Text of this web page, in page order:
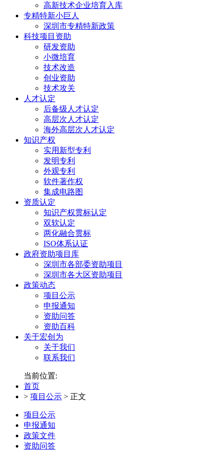
高新技术企业培育入库
专精特新小巨人
深圳市专精特新政策
科技项目资助
研发资助
小微培育
技术改造
创业资助
技术攻关
人才认定
后备级人才认定
高层次人才认定
海外高层次人才认定
知识产权
实用新型专利
发明专利
外观专利
软件著作权
集成电路图
资质认定
知识产权贯标认定
双软认定
两化融合贯标
ISO体系认证
政府资助项目库
深圳市各部委资助项目
深圳市各大区资助项目
政策动态
项目公示
申报通知
资助问答
资助百科
关于宏创为
关于我们
联系我们
当前位置:
首页
> 项目公示 > 正文
项目公示
申报通知
政策文件
资助问答